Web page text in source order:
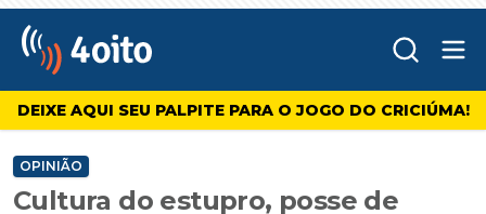
4oito
DEIXE AQUI SEU PALPITE PARA O JOGO DO CRICIÚMA!
OPINIÃO
Cultura do estupro, posse de